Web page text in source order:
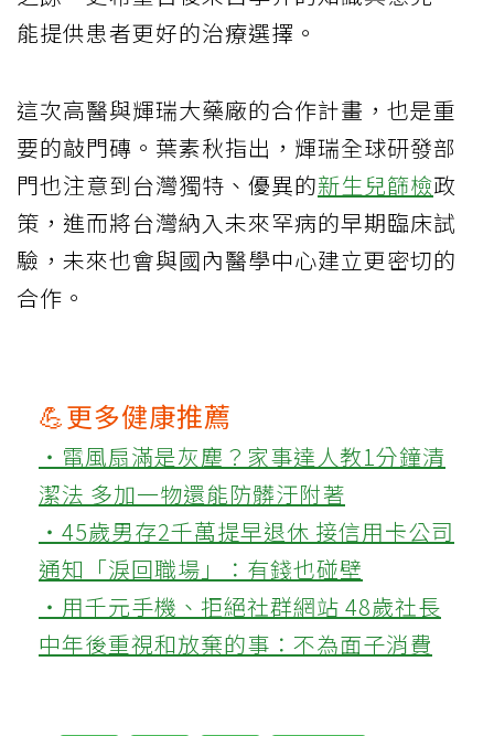
能提供患者更好的治療選擇。
這次高醫與輝瑞大藥廠的合作計畫，也是重
要的敲門磚。葉素秋指出，輝瑞全球研發部
門也注意到台灣獨特、優異的新生兒篩檢政
策，進而將台灣納入未來罕病的早期臨床試
驗，未來也會與國內醫學中心建立更密切的
合作。
💪更多健康推薦
‧電風扇滿是灰塵？家事達人教1分鐘清
潔法 多加一物還能防髒汙附著
‧45歲男存2千萬提早退休 接信用卡公司
通知「淚回職場」：有錢也碰壁
‧用千元手機、拒絕社群網站 48歲社長
中年後重視和放棄的事：不為面子消費